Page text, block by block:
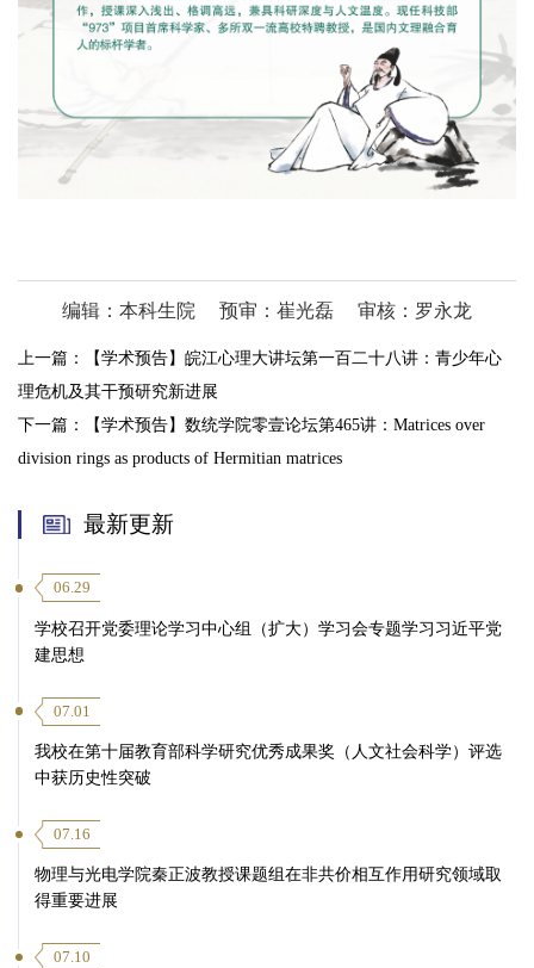
编辑：本科生院 预审：崔光磊 审核：罗永龙
上一篇：
【学术预告】皖江心理大讲坛第一百二十八讲：青少年心
理危机及其干预研究新进展
下一篇：
【学术预告】数统学院零壹论坛第465讲：Matrices over
division rings as products of Hermitian matrices
最新更新
06.29
学校召开党委理论学习中心组（扩大）学习会专题学习习近平党
建思想
07.01
我校在第十届教育部科学研究优秀成果奖（人文社会科学）评选
中获历史性突破
07.16
物理与光电学院秦正波教授课题组在非共价相互作用研究领域取
得重要进展
07.10